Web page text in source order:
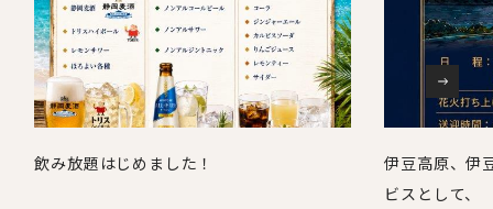
飲み放題はじめました！
伊豆高原、伊
ビスとして、